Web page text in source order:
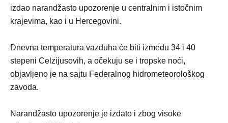
izdao narandžasto upozorenje u centralnim i istočnim
krajevima, kao i u Hercegovini.
Dnevna temperatura vazduha će biti između 34 i 40
stepeni Celzijusovih, a očekuju se i tropske noći,
objavljeno je na sajtu Federalnog hidrometeorološkog
zavoda.
Narandžasto upozorenje je izdato i zbog visoke